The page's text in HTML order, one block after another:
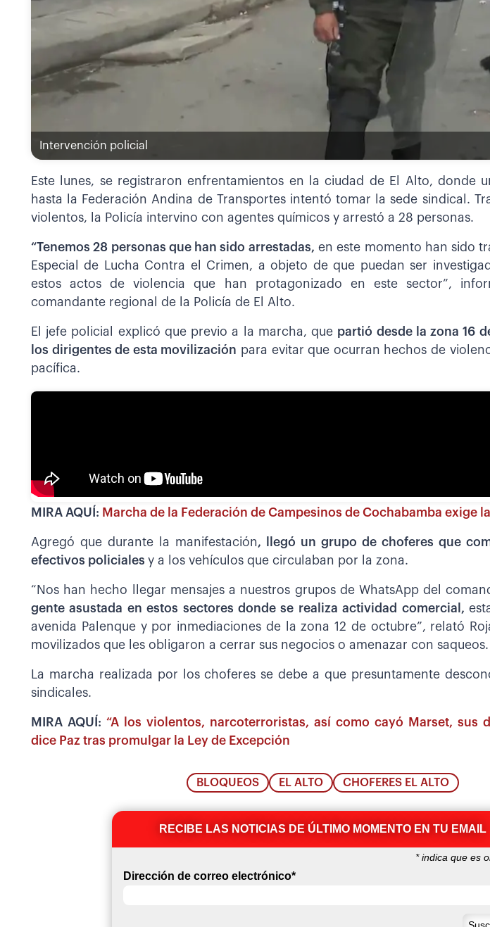
Intervención policial
Este lunes, se registraron enfrentamientos en la ciudad de El Alto, donde
hasta la Federación Andina de Transportes intentó tomar la sede sindical.
violentos, la Policía intervino con agentes químicos y arrestó a 28 personas.
“Tenemos 28 personas que han sido arrestadas, en este momento han sido
Especial de Lucha Contra el Crimen, a objeto de que puedan ser
estos actos de violencia que han protagonizado en este sector”,
comandante regional de la Policía de El Alto.
El jefe policial explicó que previo a la marcha, que partió desde la zona 16
los dirigentes de esta movilización para evitar que ocurran hechos de
pacífica.
MIRA AQUÍ: Marcha de la Federación de Campesinos de Cochabamba exige
Agregó que durante la manifestación, llegó un grupo de choferes que
efectivos policiales y a los vehículos que circulaban por la zona.
“Nos han hecho llegar mensajes a nuestros grupos de WhatsApp del
gente asustada en estos sectores donde se realiza actividad comercial,
avenida Palenque y por inmediaciones de la zona 12 de octubre”, relató
movilizados que les obligaron a cerrar sus negocios o amenazar con saqueos.
La marcha realizada por los choferes se debe a que presuntamente
sindicales.
MIRA AQUÍ:“A los violentos, narcoterroristas, así como cayó Marset, sus
dice Paz tras promulgar la Ley de Excepción
BLOQUEOS EL ALTO CHOFERES EL ALTO
RECIBE LAS NOTICIAS DE ÚLTIMO MOMENTO EN TU EMAIL
*indica que es
Dirección de correo electrónico*